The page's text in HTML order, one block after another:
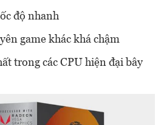
độ nhanh
game khác khá chậm
trong các CPU hiện đại bây